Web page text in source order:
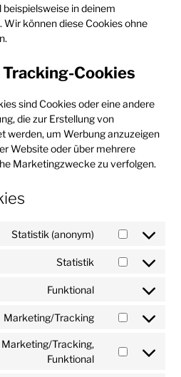
in deinem
Wir können diese Cookies ohne
Cookies
sind Cookies oder eine andere
die zur Erstellung von
werden, um Werbung anzuzeigen
Website oder über mehrere
Marketingzwecke zu verfolgen.
Statistik (anonym)
Statistik
Funktional
Marketing/Tracking
Marketing/Tracking,
Funktional